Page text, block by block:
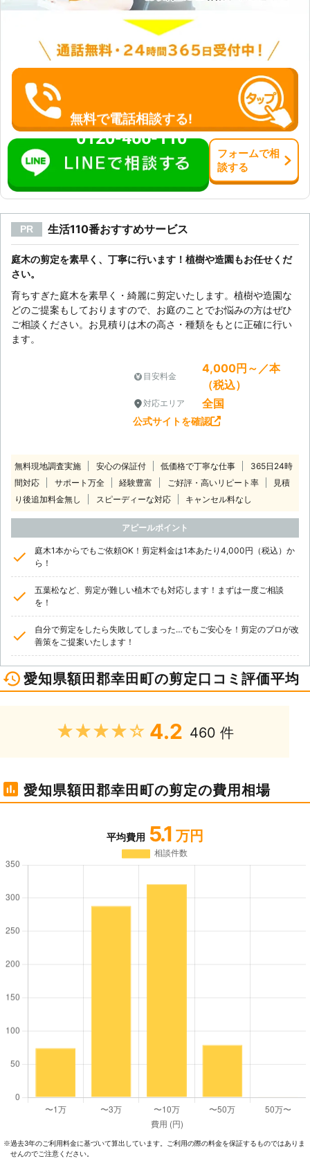
無料で電話相談する!
0120-466-110
フォームで相
談する
PR 生活110番おすすめサービス
庭木の剪定を素早く、丁寧に行います！植樹や造園もお任せくだ
さい。
育ちすぎた庭木を素早く・綺麗に剪定いたします。植樹や造園な
どのご提案もしておりますので、お庭のことでお悩みの方はぜひ
ご相談ください。お見積りは木の高さ・種類をもとに正確に行い
ます。
目安料金
4,000円～／本
（税込）
対応エリア 全国
公式サイトを確認
無料現地調査実施 安心の保証付 低価格で丁寧な仕事
365日24時
間対応
サポート万全 経験豊富 ご好評・高いリピート率
見積
り後追加料金無し
スピーディーな対応 キャンセル料なし
アピールポイント
庭木1本からでもご依頼OK！剪定料金は1本あたり4,000円（税込）か
ら！
五葉松など、剪定が難しい植木でも対応します！まずは一度ご相談
を！
自分で剪定をしたら失敗してしまった…でもご安心を！剪定のプロが改
善策をご提案いたします！
愛知県額田郡幸田町の剪定口コミ評価平均
★★★★★ 4.2 460 件
愛知県額田郡幸田町の剪定の費用相場
平均費用 5.1 万円
※過去3年のご利⽤料⾦に基づいて算出しています。ご利⽤の際の料⾦を保証するものではありま
せんのでご注意ください。